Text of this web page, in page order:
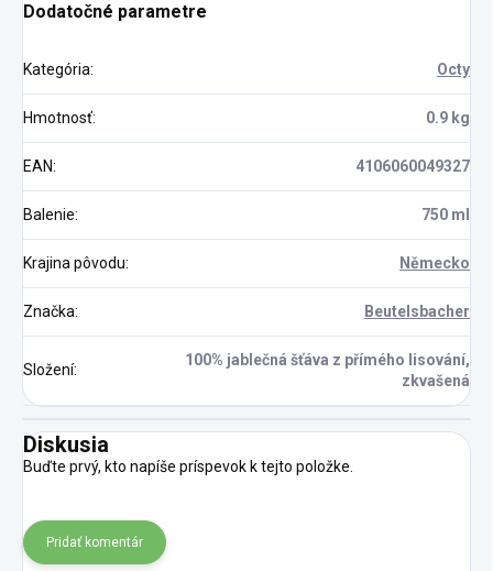
Dodatočné parametre
Kategória: Octy
Hmotnosť: 0.9 kg
EAN: 4106060049327
Balenie: 750 ml
Krajina pôvodu: Německo
Značka: Beutelsbacher
Složení:
100% jablečná šťáva z přímého lisování,
zkvašená
Diskusia
Buďte prvý, kto napíše príspevok k tejto položke.
Pridať komentár